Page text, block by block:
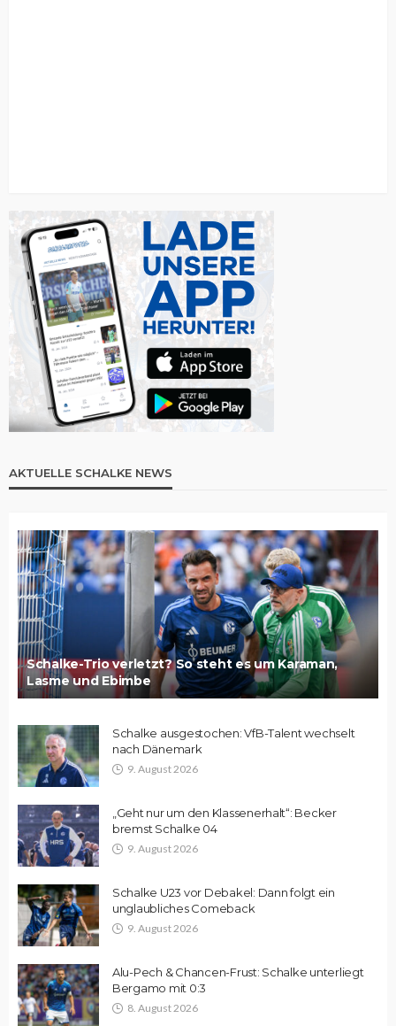
AKTUELLE SCHALKE NEWS
Schalke-Trio verletzt? So steht es um Karaman,
Lasme und Ebimbe
Schalke ausgestochen: VfB-Talent wechselt
nach Dänemark
9. August 2026
„Geht nur um den Klassenerhalt“: Becker
bremst Schalke 04
9. August 2026
Schalke U23 vor Debakel: Dann folgt ein
unglaubliches Comeback
9. August 2026
Alu-Pech & Chancen-Frust: Schalke unterliegt
Bergamo mit 0:3
8. August 2026